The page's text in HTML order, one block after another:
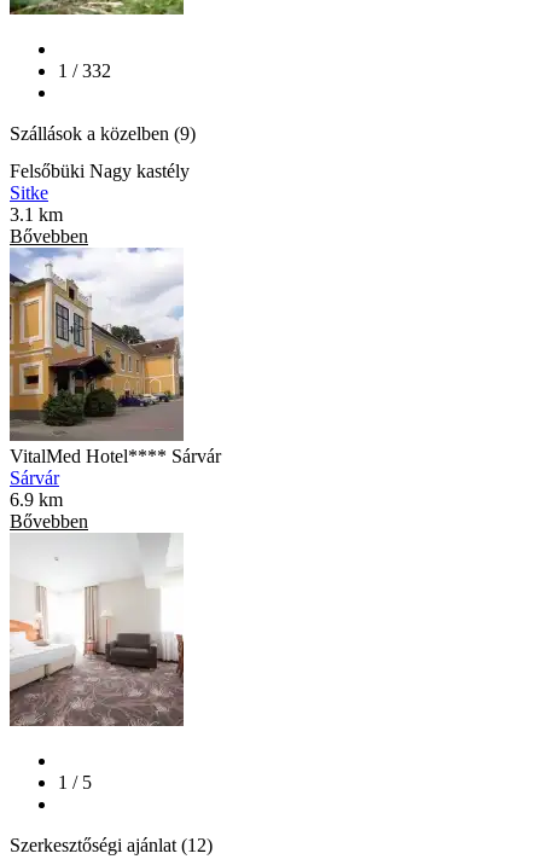
1 / 332
Szállások a közelben (9)
Felsőbüki Nagy kastély
Sitke
3.1 km
Bővebben
VitalMed Hotel**** Sárvár
Sárvár
6.9 km
Bővebben
1 / 5
Szerkesztőségi ajánlat (12)